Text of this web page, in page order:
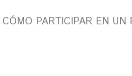
CÓMO PARTICIPAR EN UN